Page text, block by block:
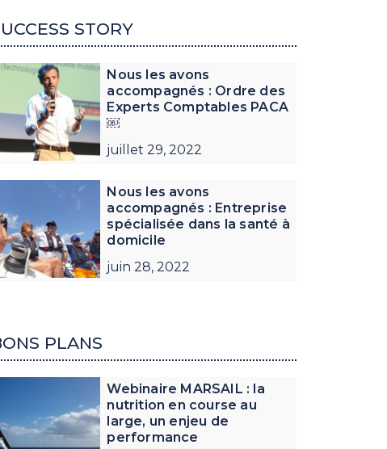
STORY
Nous les avons
accompagnés : Ordre des
Experts Comptables PACA
￼
juillet 29, 2022
Nous les avons
accompagnés : Entreprise
spécialisée dans la santé à
domicile
juin 28, 2022
PLANS
Webinaire MARSAIL : la
nutrition en course au
large, un enjeu de
performance